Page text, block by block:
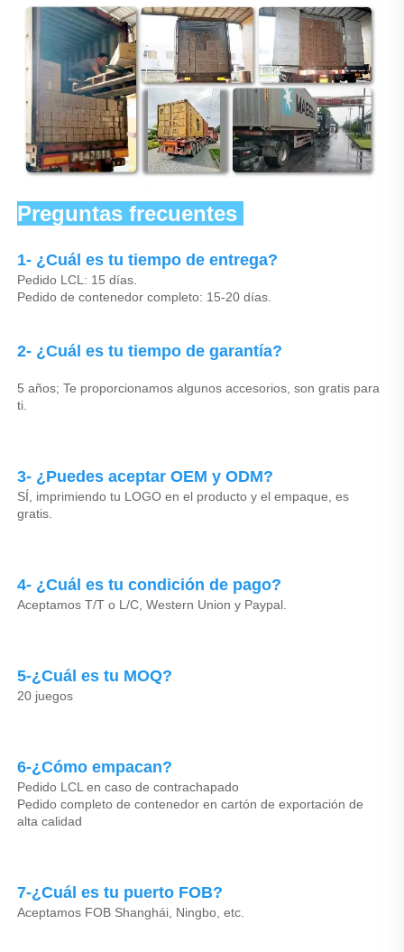
Preguntas frecuentes
1- ¿Cuál es tu tiempo de entrega?
Pedido LCL: 15 días.
Pedido de contenedor completo: 15-20 días.
2- ¿Cuál es tu tiempo de garantía?
5 años; Te proporcionamos algunos accesorios, son gratis para
ti.
3- ¿Puedes aceptar OEM y ODM?
SÍ, imprimiendo tu LOGO en el producto y el empaque, es
gratis.
4- ¿Cuál es tu condición de pago?
Aceptamos T/T o L/C, Western Union y Paypal.
5-¿Cuál es tu MOQ?
20 juegos
6-¿Cómo empacan?
Pedido LCL en caso de contrachapado
Pedido completo de contenedor en cartón de exportación de
alta calidad
7-¿Cuál es tu puerto FOB?
Aceptamos FOB Shanghái, Ningbo, etc.